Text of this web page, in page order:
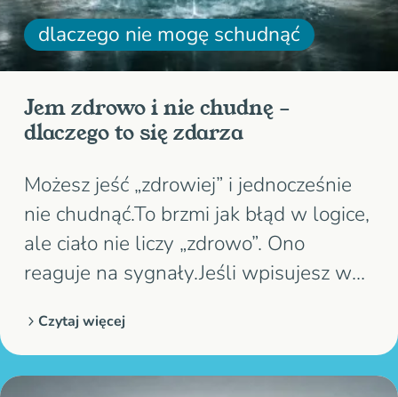
dlaczego nie mogę schudnąć
Jem zdrowo i nie chudnę –
dlaczego to się zdarza
Możesz jeść „zdrowiej” i jednocześnie
nie chudnąć.To brzmi jak błąd w logice,
ale ciało nie liczy „zdrowo”. Ono
reaguje na sygnały.Jeśli wpisujesz w
szukasz wyjaśnienia, a nie kolejnej
listy zasad. Ktoś odstawia słodycze, je
więcej warzyw i dalej stoi w
Czytaj więcej